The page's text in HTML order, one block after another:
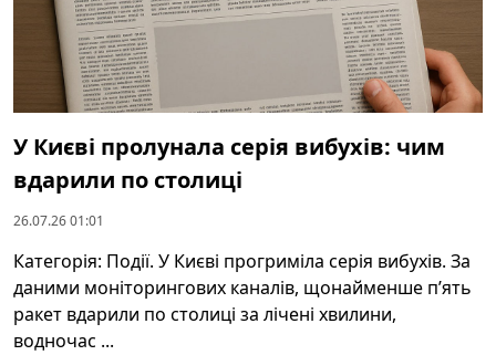
У Києві пролунала серія вибухів: чим
вдарили по столиці
26.07.26 01:01
Категорія: Події. У Києві прогриміла серія вибухів. За
даними моніторингових каналів, щонайменше п’ять
ракет вдарили по столиці за лічені хвилини,
водночас ...